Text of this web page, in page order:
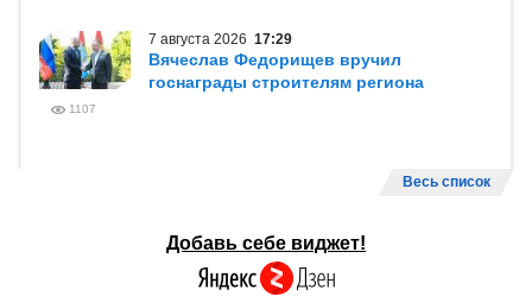
7 августа 2026 17:29
Вячеслав Федорищев вручил
госнаграды строителям региона
1107
Весь список
Добавь себе виджет!